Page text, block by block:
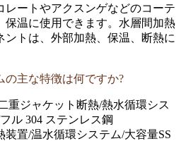
レートやアクスンゲなどのコーテ
保温に使用できます。水層間加熱
トは、外部加熱、保温、断熱に
の主な特徴は何ですか?
重ジャケット断熱/熱水循環シス
ル 304 ステンレス鋼
装置/温水循環システム/大容量SS